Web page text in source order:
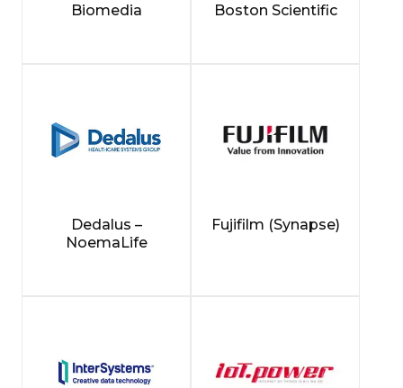
Biomedia Boston Scientific
Dedalus –
NoemaLife
Fujifilm (Synapse)